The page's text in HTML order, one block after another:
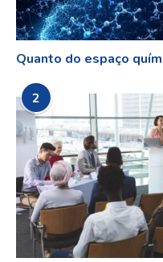
Quanto do espaço
2